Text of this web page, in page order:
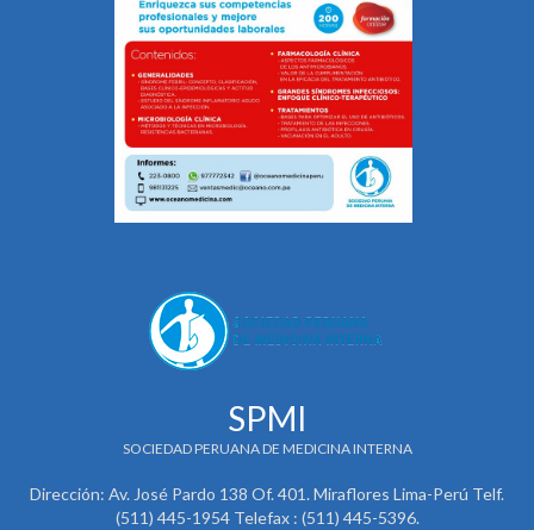
SPMI
SOCIEDAD PERUANA DE MEDICINA INTERNA
Dirección: Av. José Pardo 138 Of. 401. Miraflores Lima-Perú Telf.
(511) 445-1954 Telefax : (511) 445-5396.